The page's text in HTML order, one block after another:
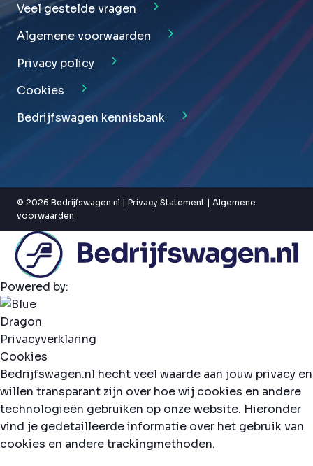
Veel gestelde vragen
Algemene voorwaarden
Privacy policy
Cookies
Bedrijfswagen kennisbank
© 2026 Bedrijfswagen.nl | Privacy Statement | Algemene
voorwaarden
Powered by:
Privacyverklaring
Cookies
Bedrijfswagen.nl hecht veel waarde aan jouw privacy en
willen transparant zijn over hoe wij cookies en andere
technologieën gebruiken op onze website. Hieronder
vind je gedetailleerde informatie over het gebruik van
cookies en andere trackingmethoden.